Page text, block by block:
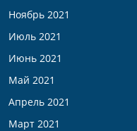
Ноябрь 2021
Июль 2021
Июнь 2021
Май 2021
Апрель 2021
Март 2021